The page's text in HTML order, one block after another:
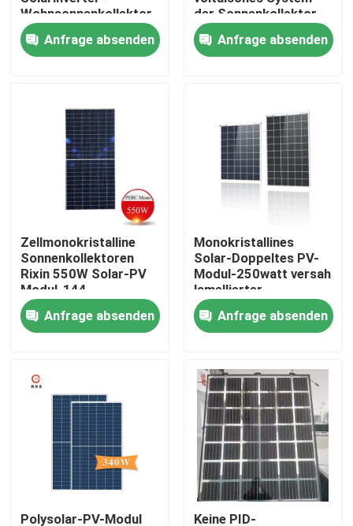
Produkte
Über uns
Qualitätskontrolle
Treten Sie mit uns in Verbindung
Solar-PV-Modul
Sonnenkollektoren der hohen Leistung
BIPV-Sonnenkollektoren
Wohnsonnenkollektor
Anfrage absenden
der Sonnenkollektor-
hohe
Leistungsfähigkeits-
hohen Leistung Rixin
Anfrage absenden
Zellmonokristalline
Sonnenkollektoren
Rixin 550W Solar-PV
Modul-144
wasserdicht
Anfrage absenden
Monokristallines
Solar-Doppeltes PV-
Modul-250watt versah
lamellierter
Glassonnenkollektor
mit Seiten
Anfrage absenden
Polysolar-PV-Modul Keine PID-